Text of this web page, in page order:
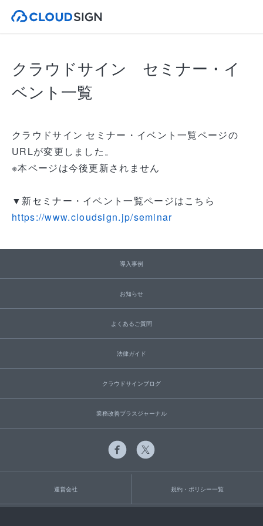
クラウドサイン セミナー・イ
ベント一覧
クラウドサイン セミナー・イベント一覧ページの
URLが変更しました。
※本ページは今後更新されません
▼新セミナー・イベント一覧ページはこちら
https://www.cloudsign.jp/seminar
導入事例
お知らせ
よくあるご質問
法律ガイド
クラウドサインブログ
業務改善プラスジャーナル
運営会社 規約・ポリシー一覧